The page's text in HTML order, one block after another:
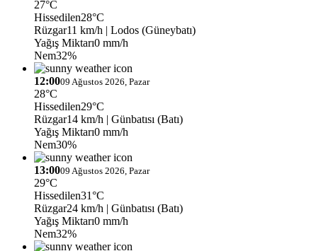
27°C
Hissedilen28°C
Rüzgar11 km/h | Lodos (Güneybatı)
Yağış Miktarı0 mm/h
Nem32%
12:0009 Ağustos 2026, Pazar
28°C
Hissedilen29°C
Rüzgar14 km/h | Günbatısı (Batı)
Yağış Miktarı0 mm/h
Nem30%
13:0009 Ağustos 2026, Pazar
29°C
Hissedilen31°C
Rüzgar24 km/h | Günbatısı (Batı)
Yağış Miktarı0 mm/h
Nem32%